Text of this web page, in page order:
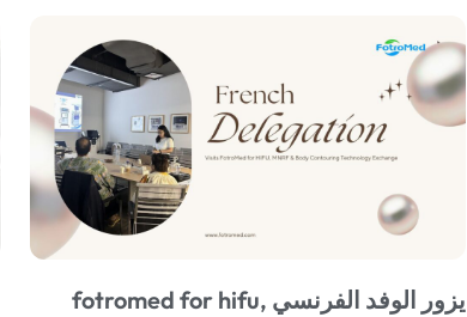
يزور الوفد الفرنسي fotromed for hifu,